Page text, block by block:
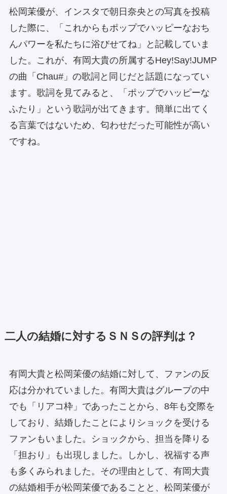
松岡茉優が、インスタで朝日奈央との写真を投稿
した際に、「これからもポップでハッピーなおち
んパワーを私たちに浴びせてね」と記載していま
した。これが、有岡大貴の所属するHey!Say!JUMP
の曲「Chau#」の歌詞と同じだと話題になってい
ます。歌詞を見てみると、「ポップでハッピーな
ふたり」という歌詞が出てきます。簡単に出てく
る言葉ではないため、匂わせだった可能性が高い
ですね。
二人の結婚に対するＳＮＳの評判は？
有岡大貴と松岡茉優の結婚に対して、ファンの反
応は分かれていました。有岡大貴はグループの中
でも「リアコ枠」であったことから、8年も交際を
しており、結婚したことによりショックを受ける
ファンもいました。ショックから、担当を降りる
「担おり」も出現しました。しかし、祝福する声
も多くみられました。その理由として、有岡大貴
の結婚相手が松岡茉優であることと、松岡茉優が